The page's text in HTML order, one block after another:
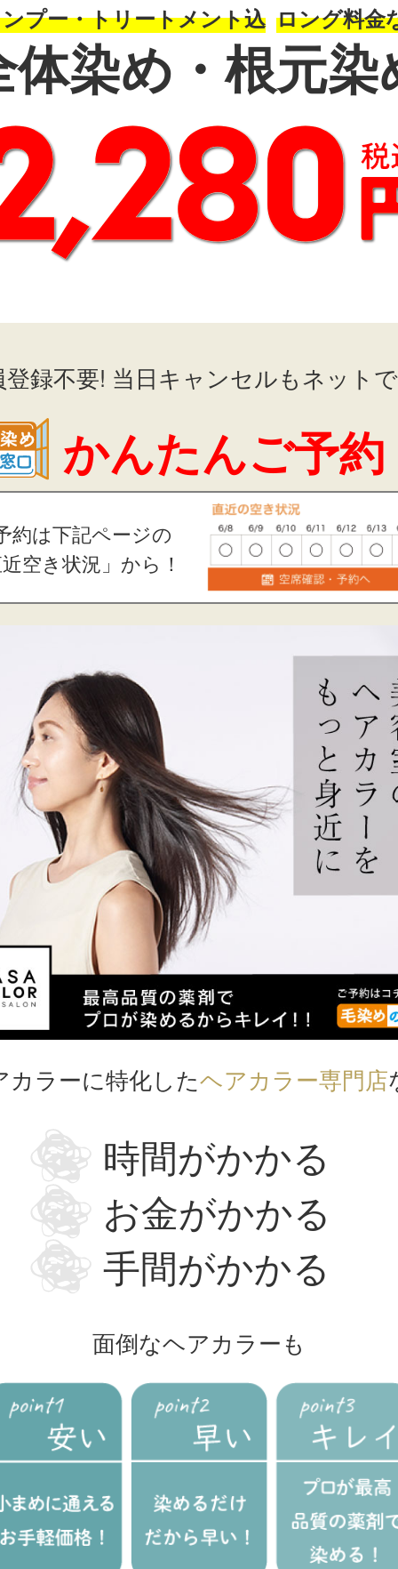
プー・トリートメント込 ロング料金
体染め・根元染
登録不要! 当日キャンセルもネット
かんたんご予約
約は下記ページの
空き状況」から！
カラーに特化したヘアカラー専門店
時間がかかる
お金がかかる
手間がかかる
面倒なヘアカラーも